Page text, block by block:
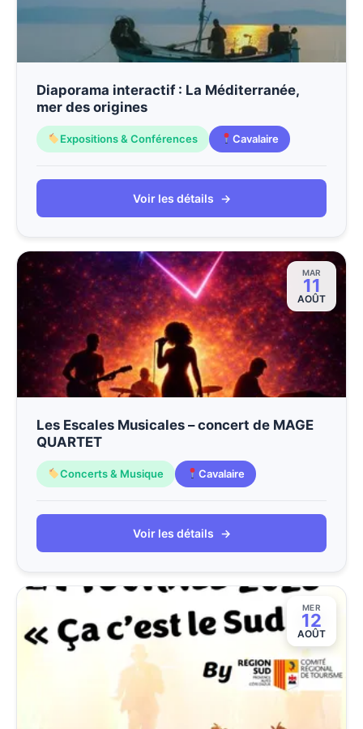
Diaporama interactif : La Méditerranée,
mer des origines
Expositions & Conférences Cavalaire
Voir les détails →
MAR
11
AOÛT
Les Escales Musicales – concert de MAGE
QUARTET
Concerts & Musique Cavalaire
Voir les détails →
MER
12
AOÛT